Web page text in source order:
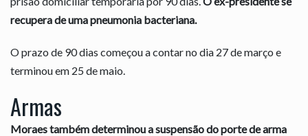
recupera de uma pneumonia bacteriana.
O prazo de 90 dias começou a contar no dia 27 de março e
terminou em 25 de maio.
Armas
Moraes também determinou a suspensão do porte de arma